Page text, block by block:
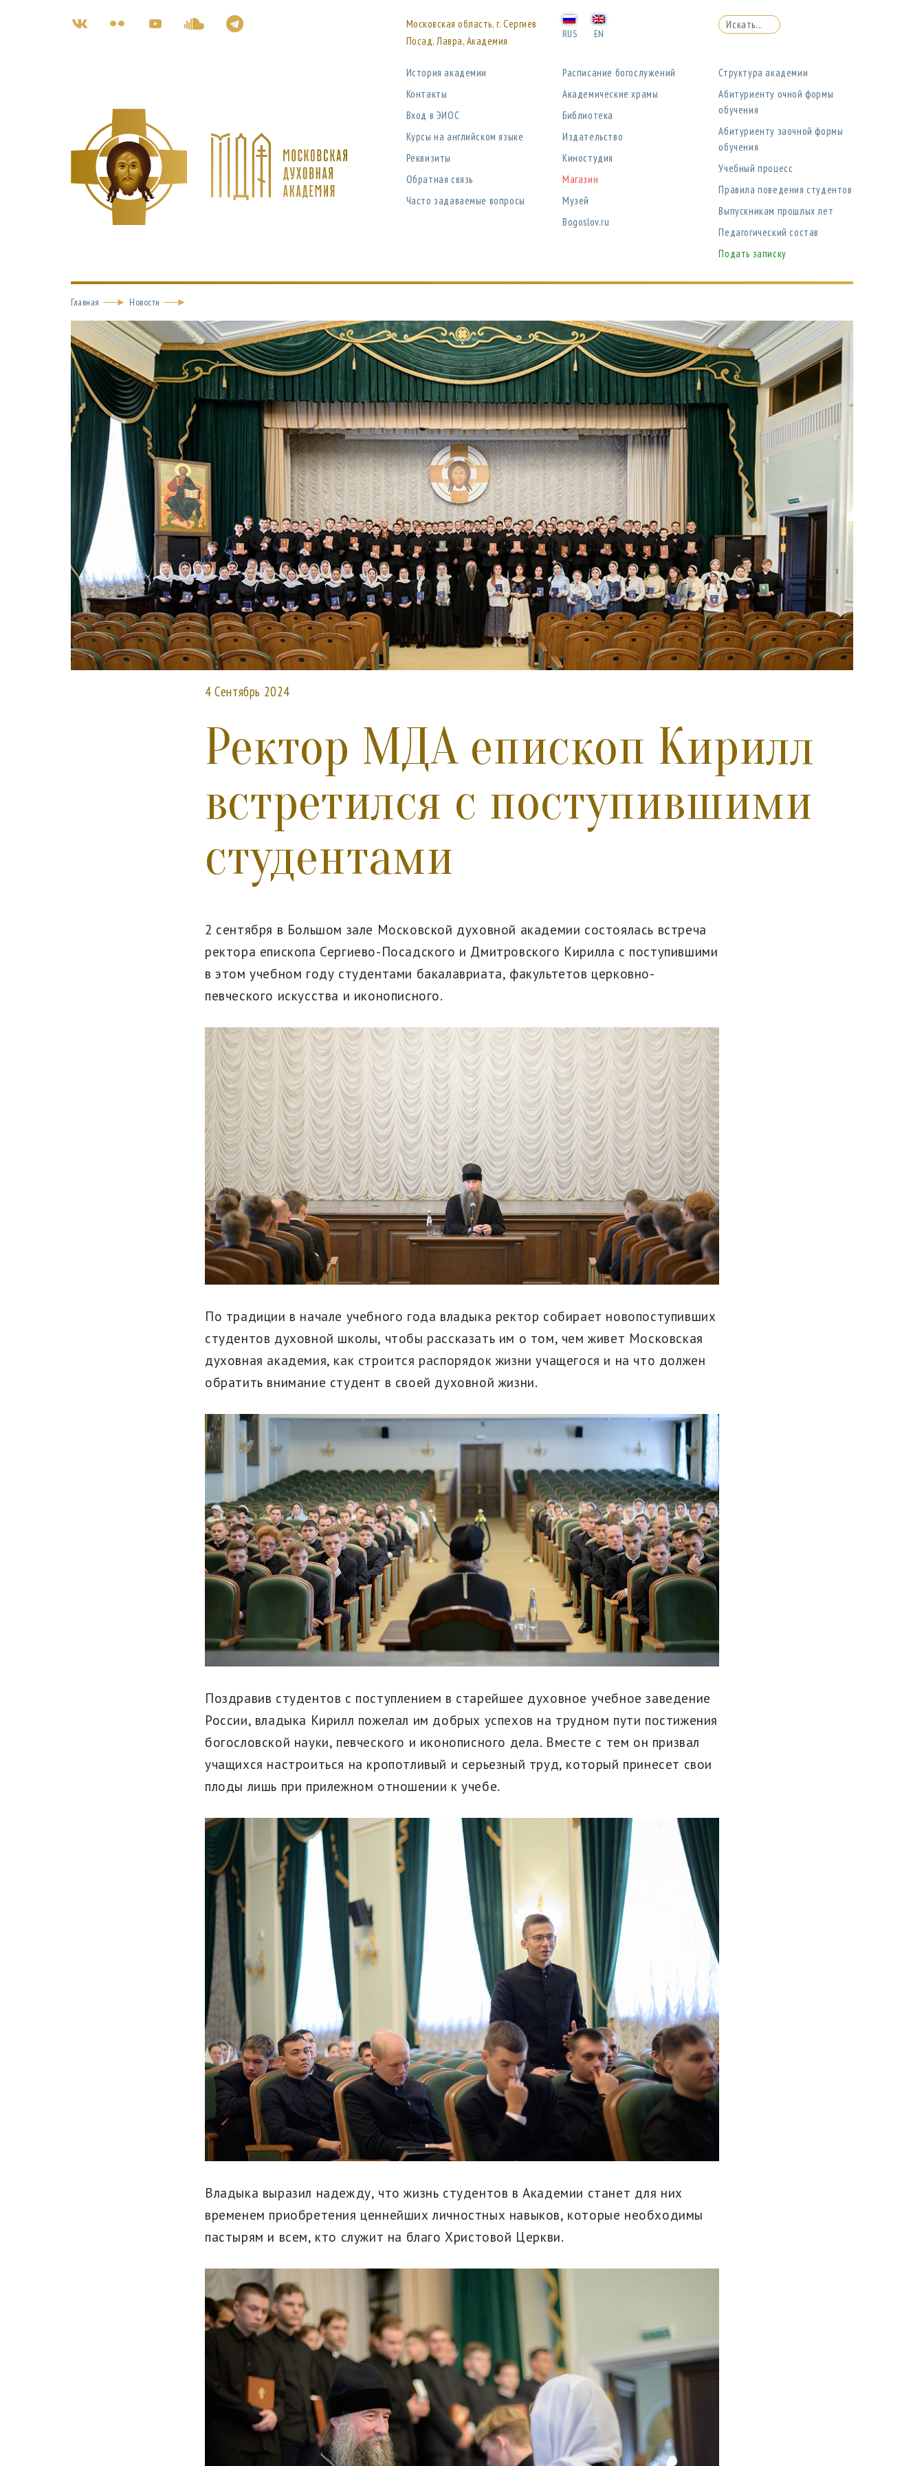
Московская область, г. Сергиев
Посад, Лавра, Академия
RUS EN
История академии
Контакты
Вход в ЭИОС
Курсы на английском языке
Реквизиты
Обратная связь
Часто задаваемые вопросы
Расписание богослужений
Академические храмы
Библиотека
Издательство
Киностудия
Магазин
Музей
Bogoslov.ru
Структура академии
Абитуриенту очной формы
обучения
Абитуриенту заочной формы
обучения
Учебный процесс
Правила поведения студентов
Выпускникам прошлых лет
Педагогический состав
Подать записку
Главная Новости
4 Сентябрь 2024
Ректор МДА епископ Кирилл
встретился с поступившими
студентами
2 сентября в Большом зале Московской духовной академии состоялась встреча
ректора епископа Сергиево-Посадского и Дмитровского Кирилла с поступившими
в этом учебном году студентами бакалавриата, факультетов церковно-
певческого искусства и иконописного.
По традиции в начале учебного года владыка ректор собирает новопоступивших
студентов духовной школы, чтобы рассказать им о том, чем живет Московская
духовная академия, как строится распорядок жизни учащегося и на что должен
обратить внимание студент в своей духовной жизни.
Поздравив студентов с поступлением в старейшее духовное учебное заведение
России, владыка Кирилл пожелал им добрых успехов на трудном пути постижения
богословской науки, певческого и иконописного дела. Вместе с тем он призвал
учащихся настроиться на кропотливый и серьезный труд, который принесет свои
плоды лишь при прилежном отношении к учебе.
Владыка выразил надежду, что жизнь студентов в Академии станет для них
временем приобретения ценнейших личностных навыков, которые необходимы
пастырям и всем, кто служит на благо Христовой Церкви.